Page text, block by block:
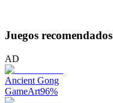
Juegos recomendados
AD
Ancient Gong
GameArt96%